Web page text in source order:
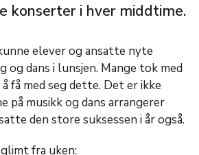
konserter i hver middtime.
elever og ansatte nyte
og dans i lunsjen. Mange tok med
få med seg dette. Det er ikke
på musikk og dans arrangerer
den store suksessen i år også.
fra uken: